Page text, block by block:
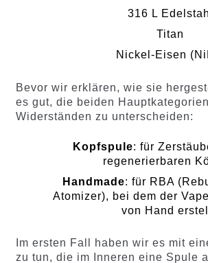
316 L Edelstahl
Titan
Nickel-Eisen
Bevor wir erklären, wie sie
es gut, die beiden
Widerständen zu unterscheiden:
Kopfspule: für
regenerierbaren
Handmade: für RBA
Atomizer), bei dem der
von Hand
Im ersten Fall haben wir es mit
zu tun, die im Inneren eine Spule